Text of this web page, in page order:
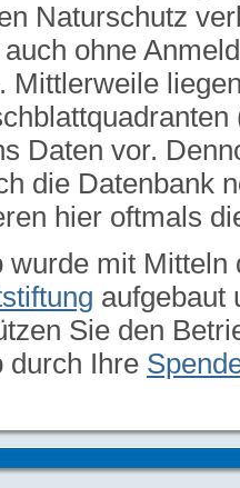
Naturschutz
auch ohne
Mittlerweile
Daten vor.
die Datenbank
hier oftmals
wurde mit Mitteln
aufgebaut
Sie den
durch Ihre